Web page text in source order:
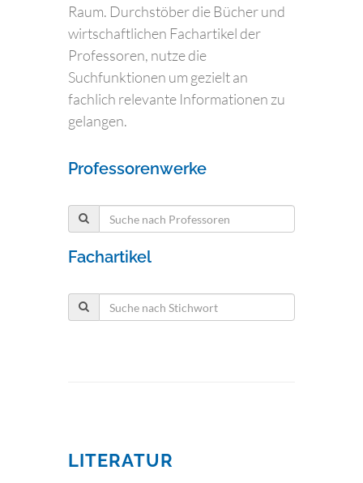
Raum. Durchstöber die Bücher und
wirtschaftlichen Fachartikel der
Professoren, nutze die
Suchfunktionen um gezielt an
fachlich relevante Informationen zu
gelangen.
Professorenwerke
Fachartikel
LITERATUR